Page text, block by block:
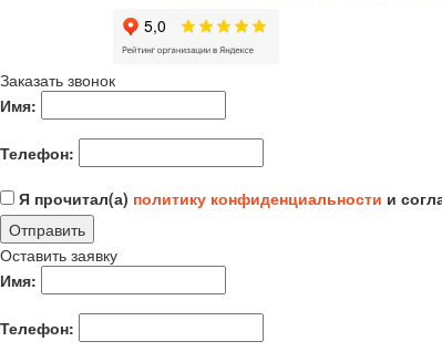
Заказать звонок
Имя:
Телефон:
Я прочитал(а) политику конфиденциальности и
Отправить
Оставить заявку
Имя:
Телефон: